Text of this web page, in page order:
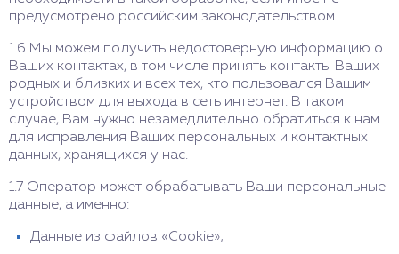
предусмотрено российским законодательством.
1.6 Мы можем получить недостоверную информацию о
Ваших контактах, в том числе принять контакты Ваших
родных и близких и всех тех, кто пользовался Вашим
устройством для выхода в сеть интернет. В таком
случае, Вам нужно незамедлительно обратиться к нам
для исправления Ваших персональных и контактных
данных, хранящихся у нас.
1.7 Оператор может обрабатывать Ваши персональные
данные, а именно:
Данные из файлов «Cookie»;